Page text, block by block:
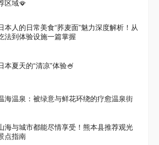
区域🪭
本人的日常美食“荞麦面”魅力深度解析！从
法到体验设施一篇掌握
本夏天的“清凉”体验🍧
海温泉：被绿意与鲜花环绕的疗愈温泉街
海与城市都能尽情享受！熊本县推荐观光
点指南